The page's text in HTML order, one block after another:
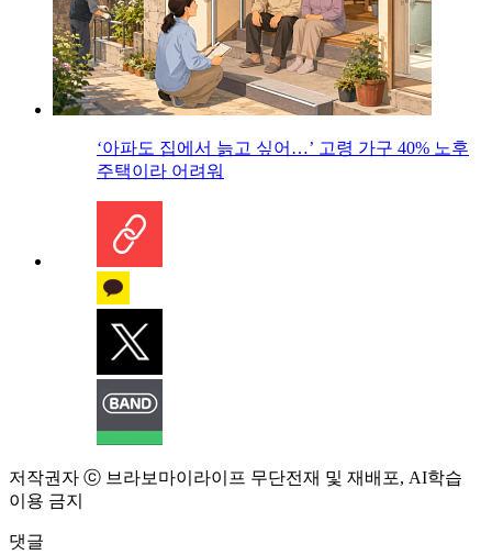
‘아파도 집에서 늙고 싶어…’ 고령 가구 40% 노후
주택이라 어려워
저작권자 ⓒ 브라보마이라이프 무단전재 및 재배포, AI학습
이용 금지
댓글